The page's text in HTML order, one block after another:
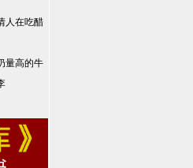
人在吃醋
量高的牛